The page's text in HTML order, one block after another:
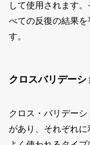
して使用されます
べての反復の結果
す。
クロスバリデーシ
クロス・バリデー
があり、それぞれ